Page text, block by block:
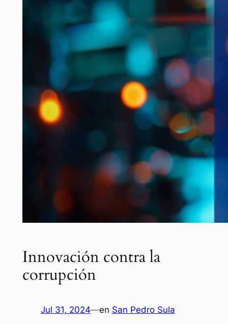
Innovación contra la
corrupción
Jul 31, 2024—en San Pedro Sula